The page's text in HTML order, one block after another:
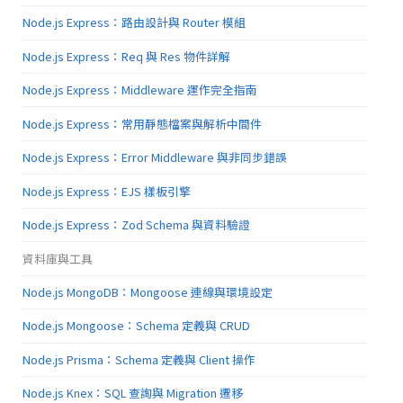
Node.js Express：路由設計與 Router 模組
Node.js Express：Req 與 Res 物件詳解
Node.js Express：Middleware 運作完全指南
Node.js Express：常用靜態檔案與解析中間件
Node.js Express：Error Middleware 與非同步錯誤
Node.js Express：EJS 樣板引擎
Node.js Express：Zod Schema 與資料驗證
資料庫與工具
Node.js MongoDB：Mongoose 連線與環境設定
Node.js Mongoose：Schema 定義與 CRUD
Node.js Prisma：Schema 定義與 Client 操作
Node.js Knex：SQL 查詢與 Migration 遷移